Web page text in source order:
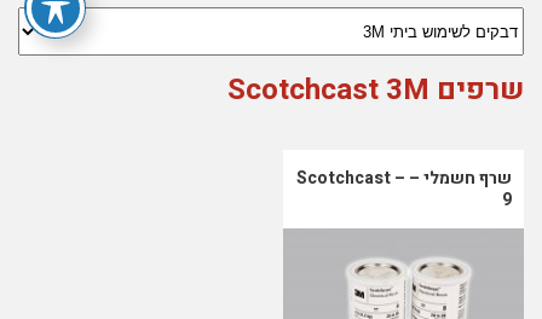
שרפים Scotchcast 3M
שרף חשמלי – Scotchcast –
9